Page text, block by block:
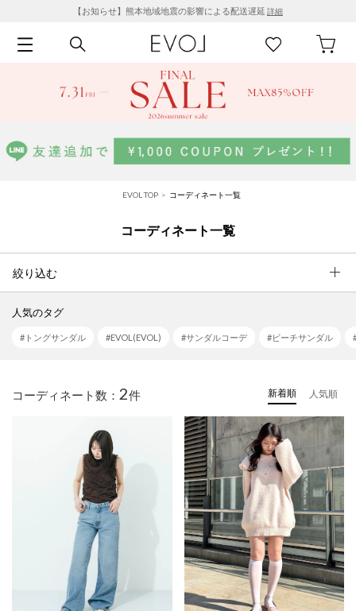
【お知らせ】熊本地域地震の影響による配送遅延 詳細
EVOL TOP コーディネート一覧
コーディネート一覧
絞り込む
人気のタグ
#トングサンダル #EVOL(EVOL) #サンダルコーデ #ビーチサンダル
コーディネート数： 2件 新着順 人気順